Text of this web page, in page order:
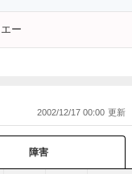
ー
2002/12/17 00:00
障害